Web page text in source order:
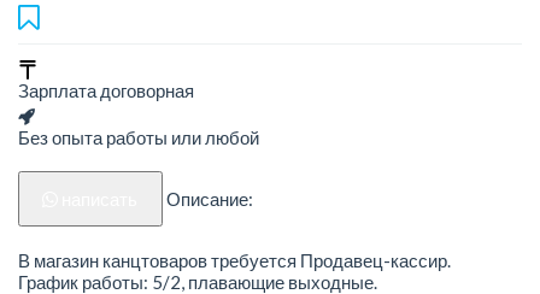
Зарплата договорная
Без опыта работы или любой
Описание:
В магазин канцтоваров требуется Продавец-кассир.
График работы: 5/2, плавающие выходные.